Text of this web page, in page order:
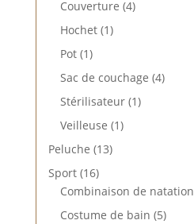
Couverture 44
Hochet 11
Pot 11
produit
Sac de couchage 44
Stérilisateur 11
Veilleuse 11
Peluche 1313
Sport 1616
produits
Combinaison de natation
Costume de bain 55